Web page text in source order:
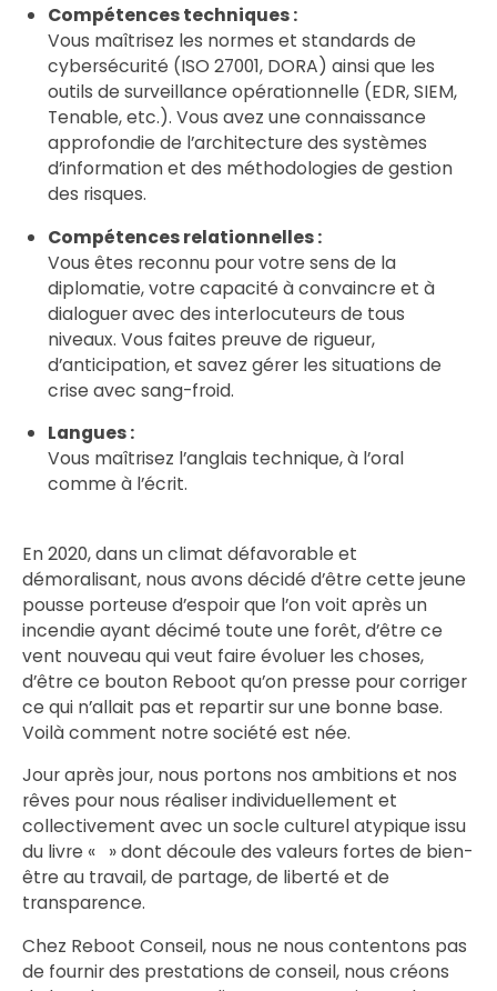
Compétences techniques :
Vous maîtrisez les normes et standards de
cybersécurité (ISO 27001, DORA) ainsi que les
outils de surveillance opérationnelle (EDR, SIEM,
Tenable, etc.). Vous avez une connaissance
approfondie de l’architecture des systèmes
d’information et des méthodologies de gestion
des risques.
Compétences relationnelles :
Vous êtes reconnu pour votre sens de la
diplomatie, votre capacité à convaincre et à
dialoguer avec des interlocuteurs de tous
niveaux. Vous faites preuve de rigueur,
d’anticipation, et savez gérer les situations de
crise avec sang-froid.
Langues :
Vous maîtrisez l’anglais technique, à l’oral
comme à l’écrit.
En 2020, dans un climat défavorable et
démoralisant, nous avons décidé d’être cette jeune
pousse porteuse d’espoir que l’on voit après un
incendie ayant décimé toute une forêt, d’être ce
vent nouveau qui veut faire évoluer les choses,
d’être ce bouton Reboot qu’on presse pour corriger
ce qui n’allait pas et repartir sur une bonne base.
Voilà comment notre société est née.
Jour après jour, nous portons nos ambitions et nos
rêves pour nous réaliser individuellement et
collectivement avec un socle culturel atypique issu
du livre « » dont découle des valeurs fortes de bien-
être au travail, de partage, de liberté et de
transparence.
Chez Reboot Conseil, nous ne nous contentons pas
de fournir des prestations de conseil, nous créons